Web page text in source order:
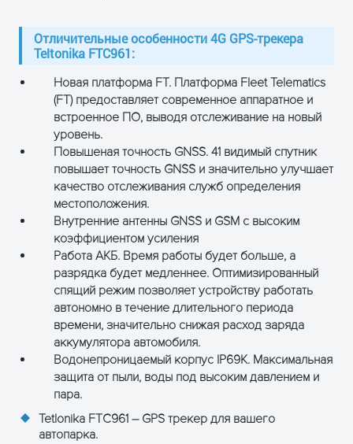
Отличительные особенности 4G GPS-трекера
Teltonika FTC961:
Новая платформа FT. Платформа Fleet Telematics
(FT) предоставляет современное аппаратное и
встроенное ПО, выводя отслеживание на новый
уровень.
Повышеная точность GNSS. 41 видимый спутник
повышает точность GNSS и значительно улучшает
качество отслеживания служб определения
местоположения.
Внутренние антенны GNSS и GSM с высоким
коэффициентом усиления
Работа АКБ. Время работы будет больше, а
разрядка будет медленнее. Оптимизированный
спящий режим позволяет устройству работать
автономно в течение длительного периода
времени, значительно снижая расход заряда
аккумулятора автомобиля.
Водонепроницаемый корпус IP69K. Максимальная
защита от пыли, воды под высоким давлением и
пара.
Tetlonika FTC961 – GPS трекер для вашего
автопарка.
USB
USB 2.0 USB
состояния
SIM
Nano-SIM
Память
память 128
Функции
Сенсоры
Сценарии
Over
Unplug
Обновление
конфигурации и
прошивки
FOTA WEB,
SMS
Управление
Отладка
Синхронизация
Времени